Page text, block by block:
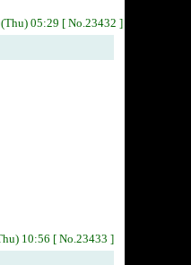
05:29 [ No.23432 ]
10:56 [ No.23433 ]